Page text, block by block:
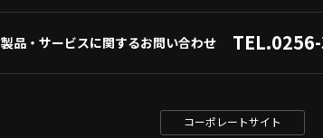
製品・サービスに関するお問い合わせ
コーポレートサイト